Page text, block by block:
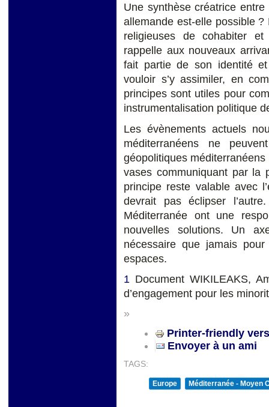
Une synthèse créatrice
allemande est-elle possible
religieuses de cohabiter
rappelle aux nouveaux
fait partie de son identité
vouloir s’y assimiler, en
principes sont utiles pour
instrumentalisation politique
Les évènements actuels
méditerranéens ne
géopolitiques
vases communiquant par la
principe reste valable avec
devrait pas éclipser
Méditerranée ont une
nouvelles solutions. Un
nécessaire que jamais
espaces.
1 Document WIKILEAKS,
d’engagement pour les
»
Printer-friendly
Envoyer à un ami
TAGS:
Europe Méditerranée - Moyen